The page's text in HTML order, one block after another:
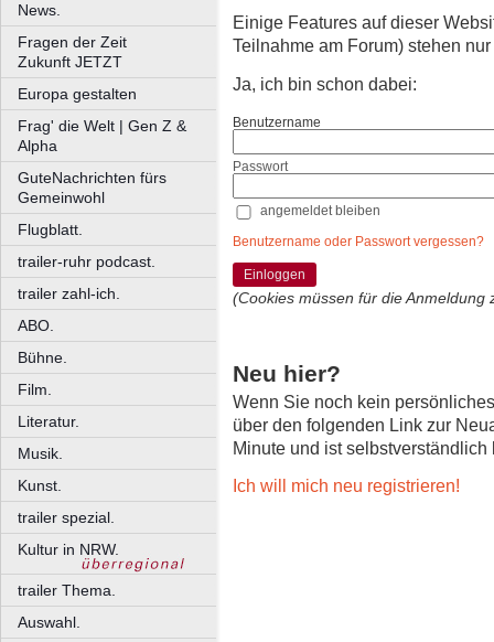
News.
Fragen der Zeit
Zukunft JETZT
Europa gestalten
Frag' die Welt | Gen Z &
Alpha
GuteNachrichten fürs
Gemeinwohl
Flugblatt.
trailer-ruhr podcast.
trailer zahl-ich.
ABO.
Bühne.
Film.
Literatur.
Musik.
Kunst.
trailer spezial.
Kultur in NRW.
trailer Thema.
Auswahl.
Einige Features auf dieser
Teilnahme am Forum) stehen
Ja, ich bin schon dabei:
Benutzername
Passwort
angemeldet bleiben
Benutzername oder Passwort vergessen?
Einloggen
(Cookies müssen für die Anmeldung
Neu hier?
Wenn Sie noch kein
über den folgenden Link zur
Minute und ist selbstverständlich
Ich will mich neu registrieren!